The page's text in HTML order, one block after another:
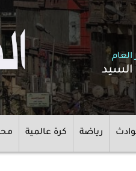
العام
السيد
رياضة كرة عالمية